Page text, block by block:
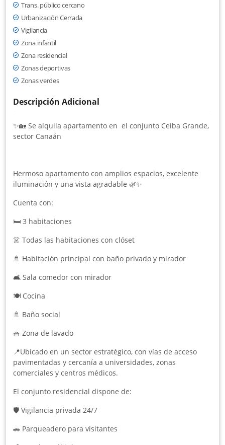
Trans. público cercano
Urbanización Cerrada
Vigilancia
Zona infantil
Zona residencial
Zonas deportivas
Zonas verdes
Descripción Adicional
✨🏡 Se alquila apartamento en el conjunto Ceiba Grande,
sector Canaán
Hermoso apartamento con amplios espacios, excelente
iluminación y una vista agradable 🌿✨
Cuenta con:
🛏️ 3 habitaciones
👗 Todas las habitaciones con clóset
🚿 Habitación principal con baño privado y mirador
🛋️ Sala comedor con mirador
🍽️ Cocina
🚿 Baño social
🧺 Zona de lavado
📍Ubicado en un sector estratégico, con vías de acceso
pavimentadas y cercanía a universidades, zonas
comerciales y centros médicos.
El conjunto residencial dispone de:
🛡️ Vigilancia privada 24/7
🚗 Parqueadero para visitantes